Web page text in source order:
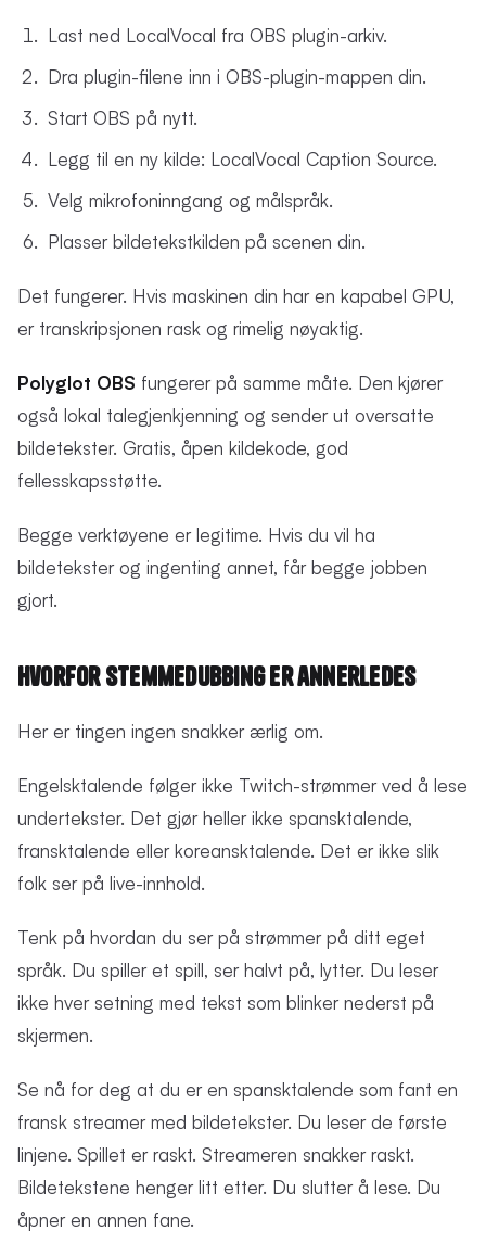
Last ned LocalVocal fra OBS plugin-arkiv.
Dra plugin-filene inn i OBS-plugin-mappen din.
Start OBS på nytt.
Legg til en ny kilde: LocalVocal Caption Source.
Velg mikrofoninngang og målspråk.
Plasser bildetekstkilden på scenen din.
Det fungerer. Hvis maskinen din har en kapabel GPU,
er transkripsjonen rask og rimelig nøyaktig.
Polyglot OBS fungerer på samme måte. Den kjører
også lokal talegjenkjenning og sender ut oversatte
bildetekster. Gratis, åpen kildekode, god
fellesskapsstøtte.
Begge verktøyene er legitime. Hvis du vil ha
bildetekster og ingenting annet, får begge jobben
gjort.
Hvorfor stemmedubbing er annerledes
Her er tingen ingen snakker ærlig om.
Engelsktalende følger ikke Twitch-strømmer ved å lese
undertekster. Det gjør heller ikke spansktalende,
fransktalende eller koreansktalende. Det er ikke slik
folk ser på live-innhold.
Tenk på hvordan du ser på strømmer på ditt eget
språk. Du spiller et spill, ser halvt på, lytter. Du leser
ikke hver setning med tekst som blinker nederst på
skjermen.
Se nå for deg at du er en spansktalende som fant en
fransk streamer med bildetekster. Du leser de første
linjene. Spillet er raskt. Streameren snakker raskt.
Bildetekstene henger litt etter. Du slutter å lese. Du
åpner en annen fane.